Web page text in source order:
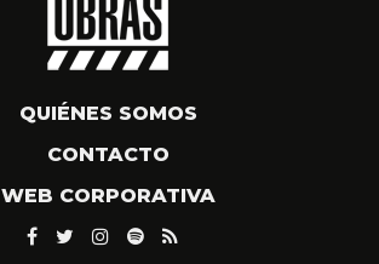
QUIÉNES SOMOS
CONTACTO
WEB CORPORATIVA